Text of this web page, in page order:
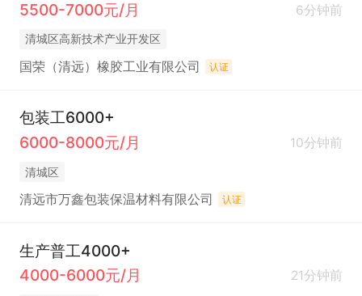
5500-7000元/月
6分钟前
清城区高新技术产业开发区
国荣（清远）橡胶工业有限公司 认证
包装工6000+
6000-8000元/月
10分钟前
清城区
清远市万鑫包装保温材料有限公司 认证
生产普工4000+
4000-6000元/月
21分钟前